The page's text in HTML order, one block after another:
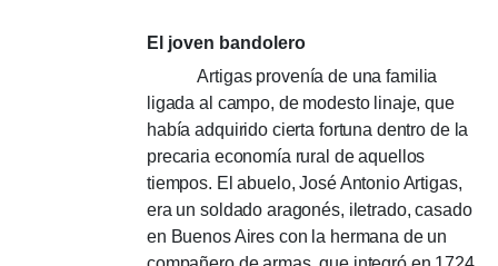
El joven bandolero
Artigas provenía de una familia
ligada al campo, de modesto linaje, que
había adquirido cierta fortuna dentro de la
precaria economía rural de aquellos
tiempos. El abuelo, José Antonio Artigas,
era un soldado aragonés, iletrado, casado
en Buenos Aires con la hermana de un